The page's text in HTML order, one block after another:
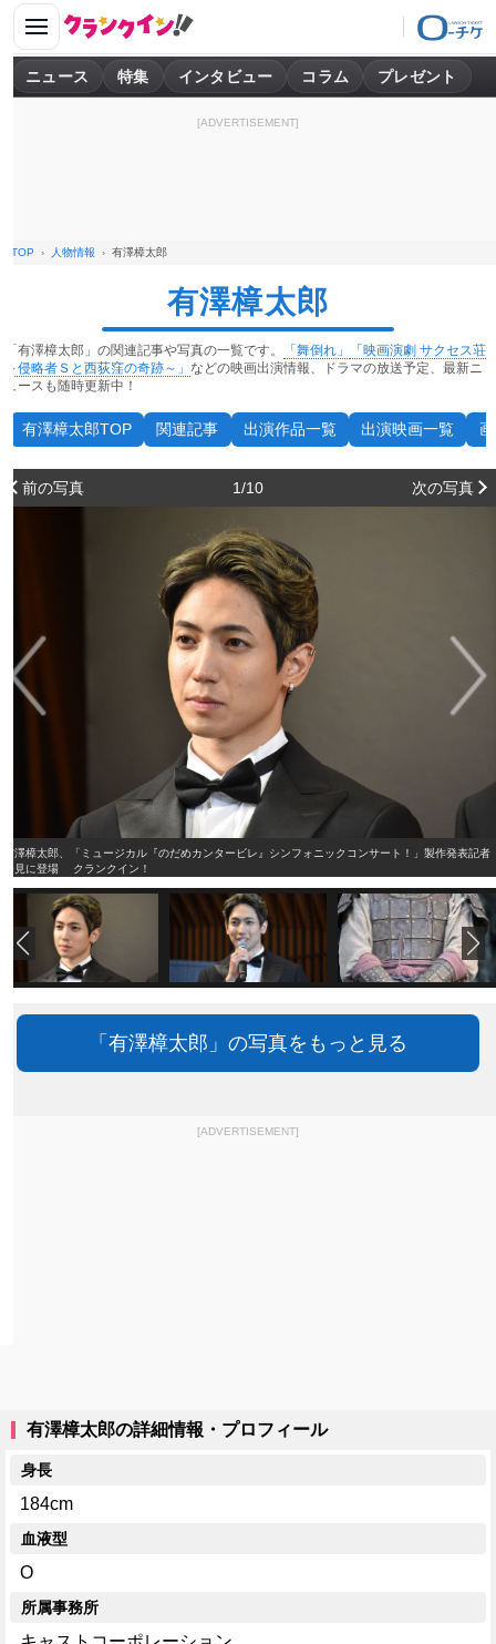
ニュース 特集 インタビュー コラム プレゼント
[ADVERTISEMENT]
TOP 人物情報 有澤樟太郎
有澤樟太郎
「有澤樟太郎」の関連記事や写真の一覧です。 「舞倒れ」
「映画演劇 サクセス荘
～侵略者Ｓと西荻窪の奇跡～」 などの映画出演情報、ドラマの放送予定、最新ニ
ュースも随時更新中！
有澤樟太郎TOP 関連記事 出演作品一覧 出演映画一覧
前の写真 1/10 次の写真
有澤樟太郎、「ミュージカル『のだめカンタービレ』シンフォニックコンサート！」製作発表記者
会見に登場 クランクイン！
「有澤樟太郎」の写真をもっと見る
[ADVERTISEMENT]
有澤樟太郎の詳細情報・プロフィール
身長
184cm
血液型
O
所属事務所